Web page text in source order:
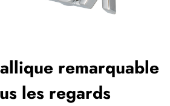
remarquable
les regards